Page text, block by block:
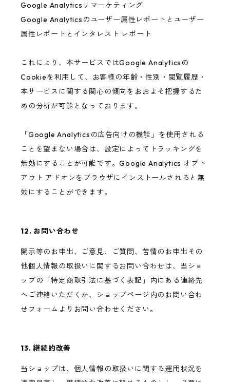
Google Analyticsリマーケティング
Google Analyticsのユーザー属性レポートとユーザー
属性レポートとインタレスト レポート
これにより、本サービスではGoogle Analyticsの
Cookieを利用して、お客様の年齢・性別・閲覧履歴・
本サービスに関する関心の傾向をおおよそ把握するた
めの分析が可能となっております。
「Google Analyticsの広告向けの機能」を使用される
ことを望まない場合は、設定によってトラッキングを
無効にすることが可能です。Google Analytics オプト
アウト アドオンをブラウザにインストールされると無
効にすることができます。
12. お問い合わせ
開示等のお申出、ご意見、ご質問、苦情のお申出その
他個人情報の取扱いに関するお問い合わせは、当ショ
ップの「特定商取引法に基づく表記」内にある連絡先
へご連絡いただくか、ショップページ内のお問い合わ
せフォームよりお問い合わせください。
13. 継続的改善
当ショップは、個人情報の取扱いに関する運用状況を